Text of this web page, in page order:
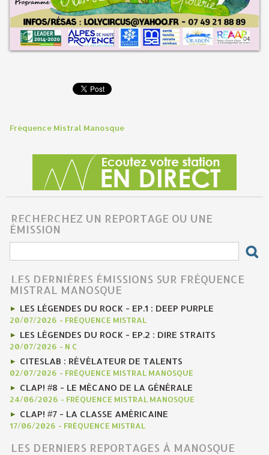
Fréquence Mistral Manosque
RECHERCHEZ UN REPORTAGE OU UNE
ÉMISSION
LES DERNIÈRES ÉMISSIONS SUR FRÉQUENCE
MISTRAL MANOSQUE
LES LÉGENDES DU ROCK - EP.1 : DEEP PURPLE
20/07/2026 - FRÉQUENCE MISTRAL
LES LÉGENDES DU ROCK - EP.2 : DIRE STRAITS
20/07/2026 - N C
CITESLAB : RÉVÉLATEUR DE TALENTS
02/07/2026 - FRÉQUENCE MISTRAL MANOSQUE
CLAP! #8 - LE MÉCANO DE LA GÉNÉRALE
24/06/2026 - FRÉQUENCE MISTRAL MANOSQUE
CLAP! #7 - LA CLASSE AMÉRICAINE
17/06/2026 - FRÉQUENCE MISTRAL
LES DERNIERS REPORTAGES À MANOSQUE